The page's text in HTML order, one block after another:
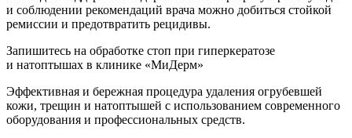
и соблюдении рекомендаций врача можно добиться стойкой
ремиссии и предотвратить рецидивы.
Запишитесь на обработкe стоп при гиперкератозе
и натоптышах в клинике «МиДерм»
Эффективная и бережная процедура удаления огрубевшей
кожи, трещин и натоптышей с использованием современного
оборудования и профессиональных средств.